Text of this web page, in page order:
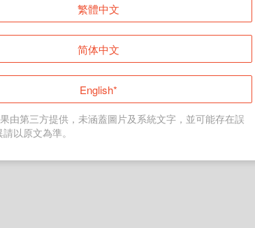
登入
返回首頁
繁體中文
简体中文
English*
由第三方提供，未涵蓋圖片及系統文字，並可能存在誤
以原文為準。